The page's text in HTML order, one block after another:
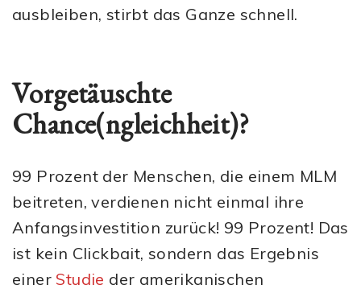
ausbleiben, stirbt das Ganze schnell.
Vorgetäuschte
Chance(ngleichheit)?
99 Prozent der Menschen, die einem MLM
beitreten, verdienen nicht einmal ihre
Anfangsinvestition zurück! 99 Prozent! Das
ist kein Clickbait, sondern das Ergebnis
einer Studie der amerikanischen